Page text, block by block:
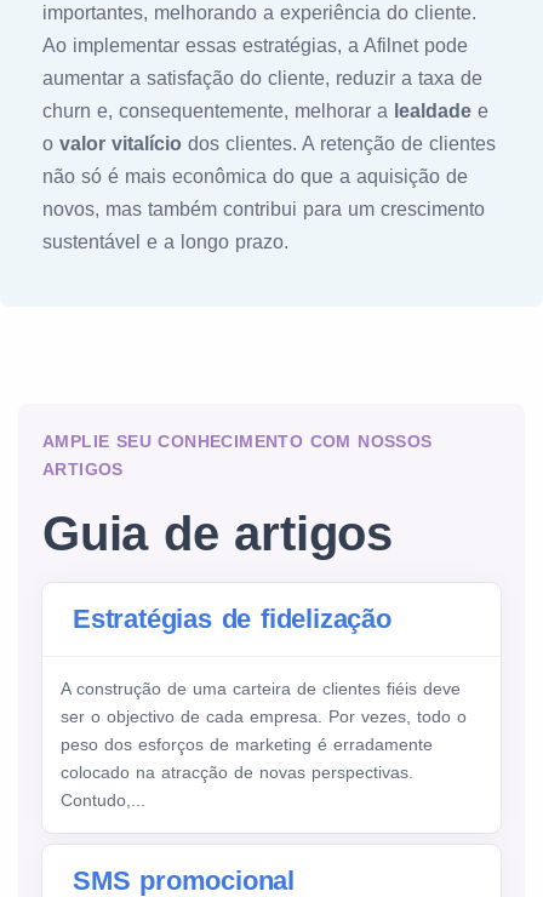
importantes, melhorando a experiência do cliente.
Ao implementar essas estratégias, a Afilnet pode
aumentar a satisfação do cliente, reduzir a taxa de
churn e, consequentemente, melhorar a lealdade e
o valor vitalício dos clientes. A retenção de clientes
não só é mais econômica do que a aquisição de
novos, mas também contribui para um crescimento
sustentável e a longo prazo.
AMPLIE SEU CONHECIMENTO COM NOSSOS
ARTIGOS
Guia de artigos
Estratégias de fidelização
A construção de uma carteira de clientes fiéis deve
ser o objectivo de cada empresa. Por vezes, todo o
peso dos esforços de marketing é erradamente
colocado na atracção de novas perspectivas.
Contudo,...
SMS promocional